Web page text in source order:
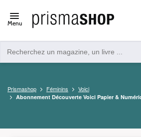
Open/close
navigation
Menu
Prismashop Féminins Voici
Abonnement Découverte Voici Papier &